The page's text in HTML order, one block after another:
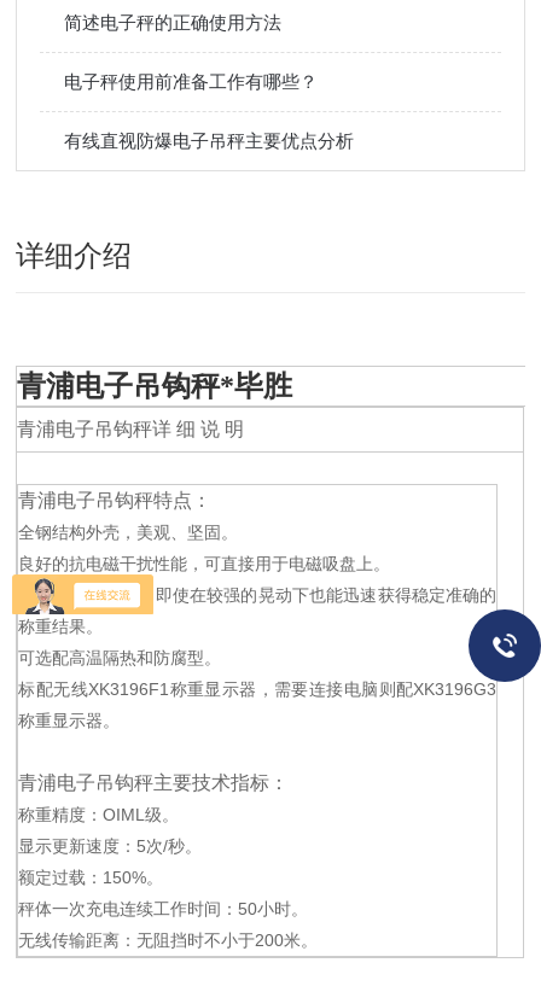
简述电子秤的正确使用方法
电子秤使用前准备工作有哪些？
有线直视防爆电子吊秤主要优点分析
详细介绍
青浦电子吊钩秤*毕胜
青浦电子吊钩秤详 细 说 明
青浦电子吊钩秤特点：
全钢结构外壳，美观、坚固。
良好的抗电磁干扰性能，可直接用于电磁吸盘上。
优良的动态性能，即使在较强的晃动下也能迅速获得稳定准确的
称重结果。
可选配高温隔热和防腐型。
标配无线XK3196F1称重显示器，需要连接电脑则配XK3196G3
称重显示器。
青浦电子吊钩秤主要技术指标：
称重精度：OIML级。
显示更新速度：5次/秒。
额定过载：150%。
秤体一次充电连续工作时间：50小时。
无线传输距离：无阻挡时不小于200米。